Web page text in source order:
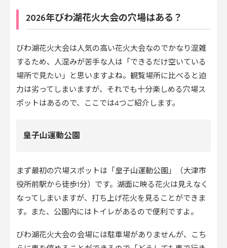
2026年びわ湖花火大会の穴場はある？
びわ湖花火大会は人気の高い花火大会なのでかなり混雑
するため、人混みが苦手な人は「できるだけ空いている
場所で見たい」と思いますよね。観覧場所に比べると迫
力は劣ってしまいますが、それでも十分楽しめる穴場ス
ポットはあるので、ここでは4つご紹介します。
皇子山運動公園
まず最初の穴場スポットは「皇子山運動公園」（大津市
役所前駅から徒歩1分）です。湖面に映る花火は見えなく
なってしまいますが、打ち上げ花火を見ることができま
す。また、公園内にはトイレがあるので便利ですよ。
びわ湖花火大会の会場には駐車場がありませんが、こち